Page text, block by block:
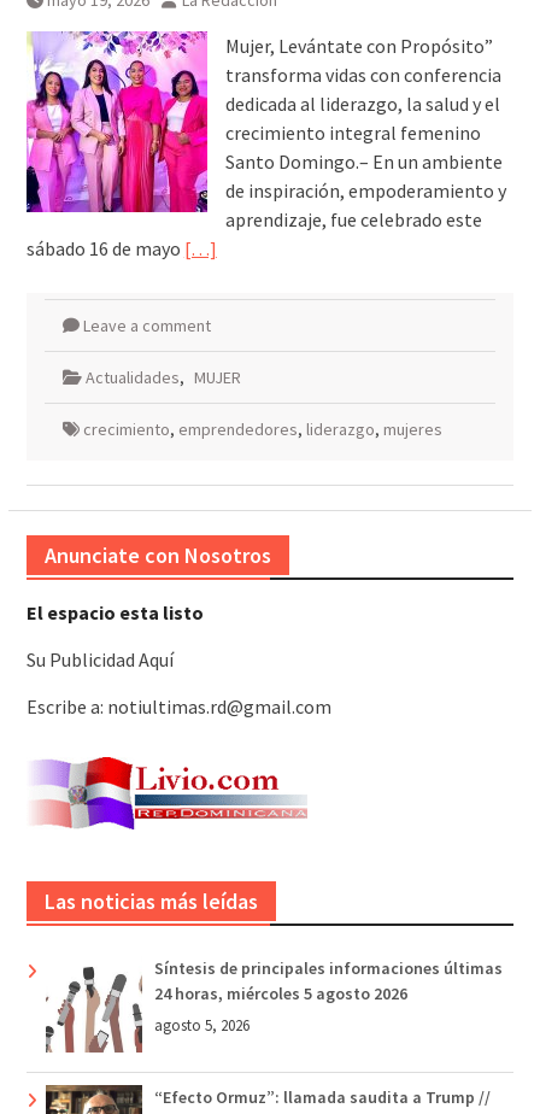
Mujer, Levántate con Propósito”
transforma vidas con conferencia
dedicada al liderazgo, la salud y el
crecimiento integral femenino
Santo Domingo.– En un ambiente
de inspiración, empoderamiento y
aprendizaje, fue celebrado este
sábado 16 de mayo […]
Leave a comment
Actualidades, MUJER
crecimiento, emprendedores, liderazgo, mujeres
Anunciate con Nosotros
El espacio esta listo
Su Publicidad Aquí
Escribe a: notiultimas.rd@gmail.com
Las noticias más leídas
Síntesis de principales informaciones últimas
24 horas, miércoles 5 agosto 2026
agosto 5, 2026
“Efecto Ormuz”: llamada saudita a Trump //